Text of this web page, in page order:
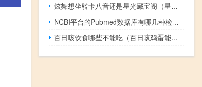
炫舞想坐骑卡八音还是星光藏宝阁（星空炫舞卡八音盒挂）
NCBI平台的Pubmed数据库有哪几种检索入口
百日咳饮食哪些不能吃（百日咳鸡蛋能不能吃）